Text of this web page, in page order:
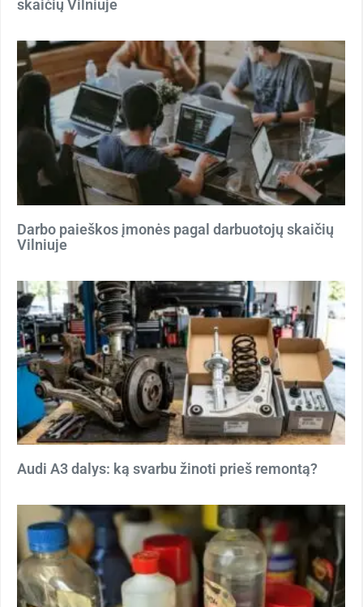
skaičių Vilniuje
Darbo paieškos įmonės pagal darbuotojų skaičių
Vilniuje
Audi A3 dalys: ką svarbu žinoti prieš remontą?